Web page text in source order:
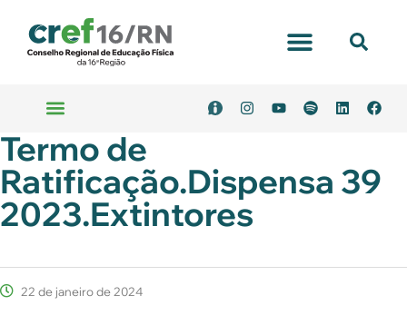
Termo de
Ratificação.Dispensa 39
2023.Extintores
22 de janeiro de 2024